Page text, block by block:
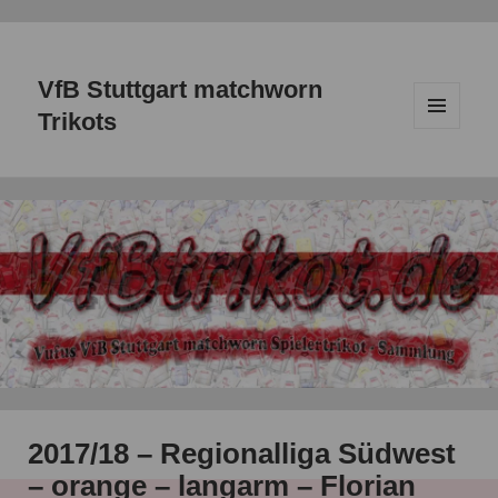
VfB Stuttgart matchworn
Trikots
2017/18 – Regionalliga Südwest
– orange – langarm – Florian